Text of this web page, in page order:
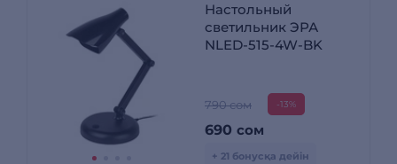
Настольный
светильник ЭРА
NLED-515-4W-BK
790 сом -13%
690 сом
+ 21 бонусқа дейін